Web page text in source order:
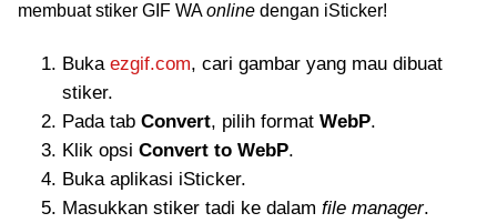
membuat stiker GIF WAonline dengan iSticker!
Buka ezgif.com, cari gambar yang mau dibuat
stiker.
Pada tab Convert, pilih format WebP.
Klik opsi Convert to WebP.
Buka aplikasi iSticker.
Masukkan stiker tadi ke dalam file manager.